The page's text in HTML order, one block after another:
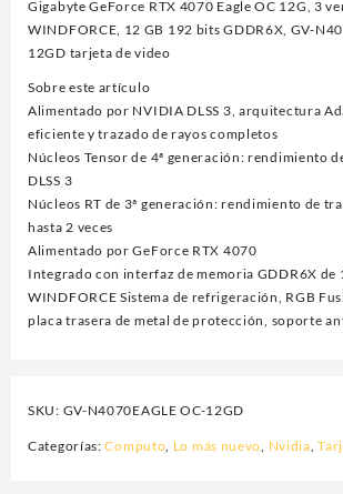
Gigabyte GeForce RTX 4070 Eagle OC 12G, 3
WINDFORCE, 12 GB 192 bits GDDR6X, GV-
12GD tarjeta de video
Sobre este artículo
Alimentado por NVIDIA DLSS 3, arquitectura
eficiente y trazado de rayos completos
Núcleos Tensor de 4ª generación: rendimiento
DLSS 3
Núcleos RT de 3ª generación: rendimiento de
hasta 2 veces
Alimentado por GeForce RTX 4070
Integrado con interfaz de memoria GDDR6X de
WINDFORCE Sistema de refrigeración, RGB
placa trasera de metal de protección, soporte
SKU: GV-N4070EAGLE OC-12GD
Categorías:Computo Lo más nuevo Nvidia ,